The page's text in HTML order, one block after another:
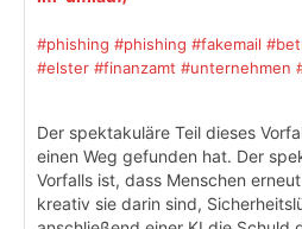
#phishing #phishing #fakemail
#elster #finanzamt #unternehmen
Der spektakuläre Teil dieses
einen Weg gefunden hat. Der
Vorfalls ist, dass Menschen
kreativ sie darin sind,